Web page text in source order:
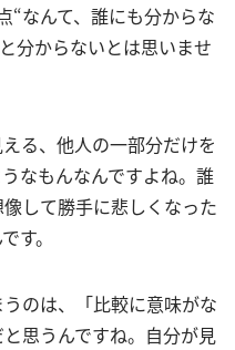
“なんて、誰にも分からな
分からないとは思いませ
る、他人の一部分だけを
なもんなんですよね。誰
して勝手に悲しくなった
す。
のは、「比較に意味がな
思うんですね。自分が見